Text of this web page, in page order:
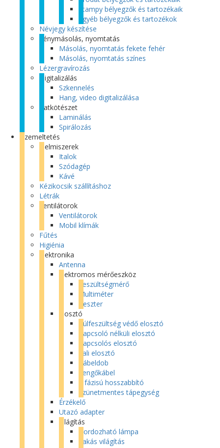
Stampy bélyegzők és tartozékaik
Egyéb bélyegzők és tartozékok
Névjegy készítése
Fénymásolás, nyomtatás
Másolás, nyomtatás fekete fehér
Másolás, nyomtatás színes
Lézergravírozás
Digitalizálás
Szkennelés
Hang, video digitalizálása
Iratkötészet
Laminálás
Spirálozás
Üzemeltetés
Élelmiszerek
Italok
Szódagép
Kávé
Kézikocsik szállításhoz
Létrák
Ventilátorok
Ventilátorok
Mobil klímák
Fűtés
Higiénia
Elektronika
Antenna
Elektromos mérőeszköz
Feszültségmérő
Multiméter
Teszter
Elosztó
Túlfeszültség védő elosztó
Kapcsoló nélküli elosztó
Kapcsolós elosztó
Fali elosztó
Kábeldob
Lengőkábel
3 fázisú hosszabbító
Szünetmentes tápegység
Érzékelő
Utazó adapter
Világítás
Hordozható lámpa
Lakás világítás